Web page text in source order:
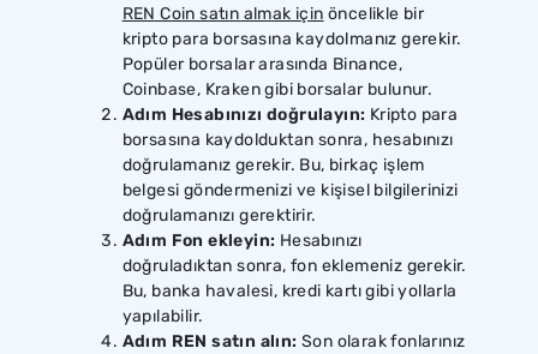
REN Coin satın almak için öncelikle bir
kripto para borsasına kaydolmanız gerekir.
Popüler borsalar arasında Binance,
Coinbase, Kraken gibi borsalar bulunur.
Adım Hesabınızı doğrulayın: Kripto para
borsasına kaydolduktan sonra, hesabınızı
doğrulamanız gerekir. Bu, birkaç işlem
belgesi göndermenizi ve kişisel bilgilerinizi
doğrulamanızı gerektirir.
Adım Fon ekleyin: Hesabınızı
doğruladıktan sonra, fon eklemeniz gerekir.
Bu, banka havalesi, kredi kartı gibi yollarla
yapılabilir.
Adım REN satın alın: Son olarak fonlarınız